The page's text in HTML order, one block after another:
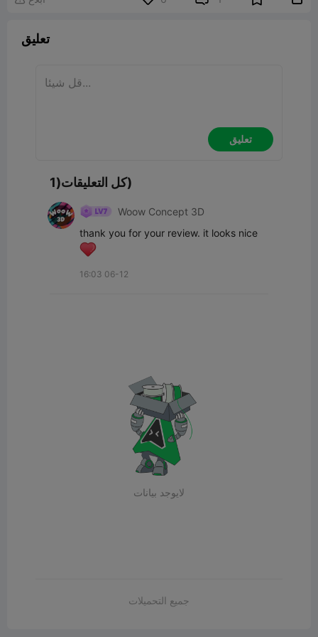
تعليق
تعليق
كل التعليقات(1)
Woow Concept 3D
thank you for your review. it looks nice
16:03 06-12
لايوجد بيانات
جميع التحميلات